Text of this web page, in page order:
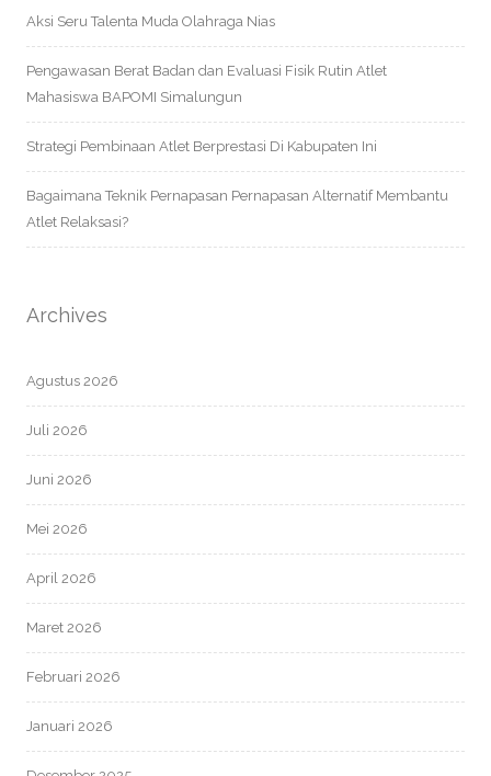
Aksi Seru Talenta Muda Olahraga Nias
Pengawasan Berat Badan dan Evaluasi Fisik Rutin Atlet
Mahasiswa BAPOMI Simalungun
Strategi Pembinaan Atlet Berprestasi Di Kabupaten Ini
Bagaimana Teknik Pernapasan Pernapasan Alternatif Membantu
Atlet Relaksasi?
Archives
Agustus 2026
Juli 2026
Juni 2026
Mei 2026
April 2026
Maret 2026
Februari 2026
Januari 2026